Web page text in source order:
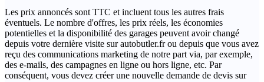
Les prix annoncés sont TTC et incluent tous les autres frais
éventuels. Le nombre d'offres, les prix réels, les économies
potentielles et la disponibilité des garages peuvent avoir changé
depuis votre dernière visite sur autobutler.fr ou depuis que vous avez
reçu des communications marketing de notre part via, par exemple,
des e-mails, des campagnes en ligne ou hors ligne, etc. Par
conséquent, vous devez créer une nouvelle demande de devis sur